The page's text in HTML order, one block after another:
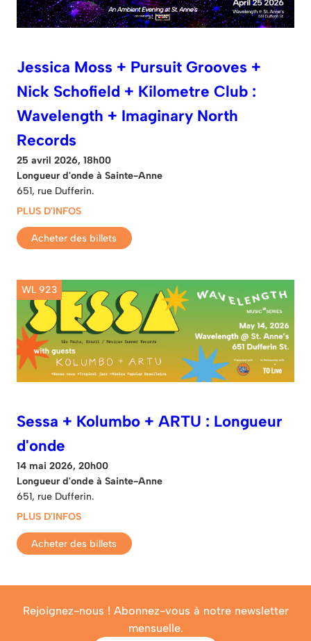
Jessica Moss + Pursuit Grooves +
Nick Schofield + Kilometre Club :
Wavelength + Imaginary North
Records
25 avril 2026, 18h00
Longueur d'onde à Sainte-Anne
651, rue Dufferin.
PLUS D'INFOS
Acheter des billets
WL 923
Sessa + Kolumbo + ARTU : Longueur
d'onde
14 mai 2026, 20h00
Longueur d'onde à Sainte-Anne
651, rue Dufferin.
PLUS D'INFOS
Acheter des billets
Rejoignez-nous ! Abonnez-vous à notre newsletter
mensuelle.